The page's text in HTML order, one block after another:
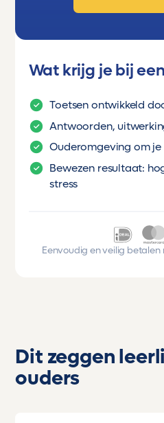
Wat krijg je bij
Toetsen ontwikkeld
Antwoorden,
Ouderomgeving om
Bewezen resultaat:
stress
Eenvoudig en veilig
Dit zeggen
ouders